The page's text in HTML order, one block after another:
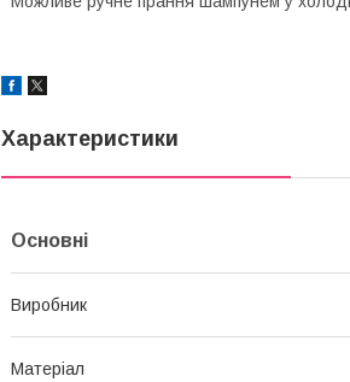
Характеристики
Основні
Виробник
Матеріал